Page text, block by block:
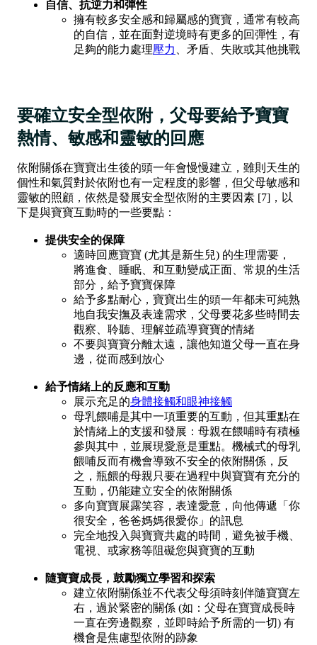
自信、抗逆力和彈性
擁有較多安全感和歸屬感的寶寶，通常有較高
的自信，並在面對逆境時有更多的回彈性，有
足夠的能力處理壓力 、矛盾、失敗或其他挑戰
要確立安全型依附，父母要給予寶寶
熱情、敏感和靈敏的回應
依附關係在寶寶出生後的頭一年會慢慢建立，雖則天生的
個性和氣質對於依附也有一定程度的影響，但父母敏感和
靈敏的照顧，依然是發展安全型依附的主要因素 [7]，以
下是與寶寶互動時的一些要點：
提供安全的保障
適時回應寶寶 (尤其是新生兒) 的生理需要，
將進食、睡眠、和互動變成正面、常規的生活
部分，給予寶寶保障
給予多點耐心，寶寶出生的頭一年都未可純熟
地自我安撫及表達需求，父母要花多些時間去
觀察、聆聽、理解並疏導寶寶的情緒
不要與寶寶分離太遠，讓他知道父母一直在身
邊，從而感到放心
給予情緒上的反應和互動
展示充足的身體接觸和眼神接觸
母乳餵哺是其中一項重要的互動，但其重點在
於情緒上的支援和發展：母親在餵哺時有積極
參與其中，並展現愛意是重點。機械式的母乳
餵哺反而有機會導致不安全的依附關係，反
之，瓶餵的母親只要在過程中與寶寶有充分的
互動，仍能建立安全的依附關係
多向寶寶展露笑容，表達愛意，向他傳遞「你
很安全，爸爸媽媽很愛你」的訊息
完全地投入與寶寶共處的時間，避免被手機、
電視、或家務等阻礙您與寶寶的互動
隨寶寶成長，鼓勵獨立學習和探索
建立依附關係並不代表父母須時刻伴隨寶寶左
右，過於緊密的關係 (如：父母在寶寶成長時
一直在旁邊觀察，並即時給予所需的一切) 有
機會是焦慮型依附的跡象